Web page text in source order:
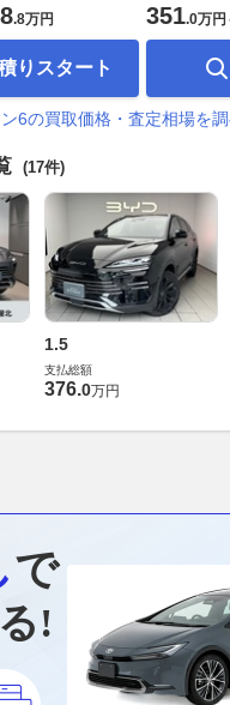
.8万円
りスタート
351.0万円
6の買取価格・査定相場を
(17件)
1.5
支払総額
376.0万円
で
!